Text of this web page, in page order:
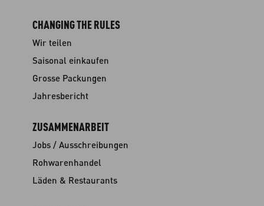
CHANGING THE RULES
Wir teilen
Saisonal einkaufen
Grosse Packungen
Jahresbericht
ZUSAMMENARBEIT
Jobs / Ausschreibungen
Rohwarenhandel
Läden & Restaurants